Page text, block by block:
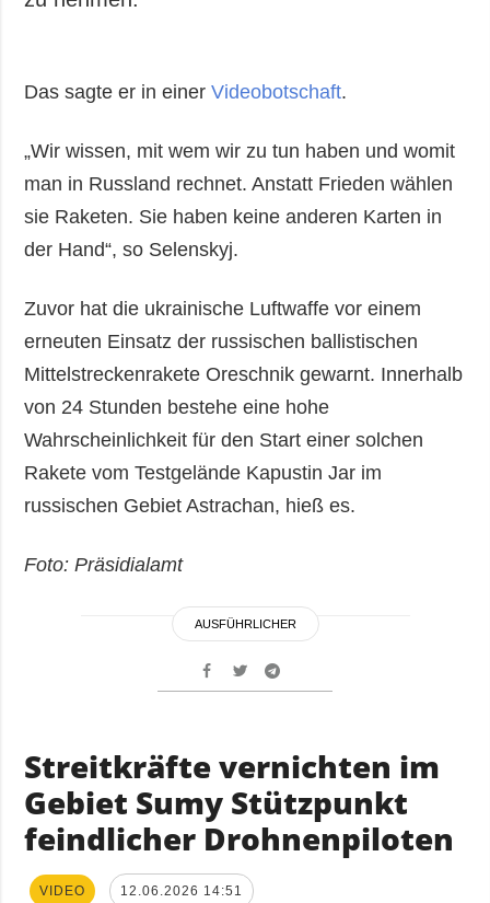
Das sagte er in einerVideobotschaft.
„Wir wissen, mit wem wir zu tun haben und womit
man in Russland rechnet. Anstatt Frieden wählen
sie Raketen. Sie haben keine anderen Karten in
der Hand“, so Selenskyj.
Zuvor hat die ukrainische Luftwaffe vor einem
erneuten Einsatz der russischen ballistischen
Mittelstreckenrakete Oreschnik gewarnt. Innerhalb
von 24 Stunden bestehe eine hohe
Wahrscheinlichkeit für den Start einer solchen
Rakete vom Testgelände Kapustin Jar im
russischen Gebiet Astrachan, hieß es.
Foto: Präsidialamt
AUSFÜHRLICHER
Streitkräfte vernichten im
Gebiet Sumy Stützpunkt
feindlicher Drohnenpiloten
VIDEO 12.06.2026 14:51